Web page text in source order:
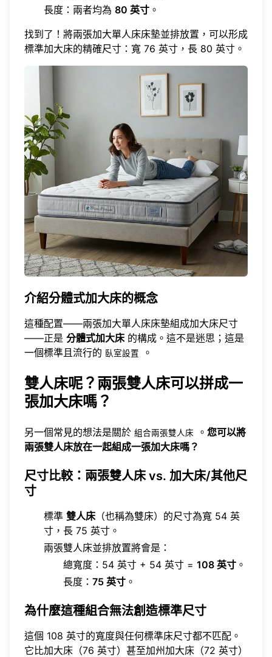
長度：兩者均為 80 英寸 。
找到了！將兩張加大單人床床墊並排放置，可以形成
標準加大床的精確尺寸：寬 76 英寸，長 80 英寸。
介紹分體式加大床的概念
這種配置——兩張加大單人床床墊組成加大床尺寸
——正是 分體式加大床 的構成。這不是迷思；這是
一個標準且流行的 臥室設置 。
雙人床呢？兩張雙人床可以拼成一
張加大床嗎？
另一個常見的想法是關於 組合兩張雙人床 。 您可以將
兩張雙人床放在一起組成一張加大床嗎？
尺寸比較：兩張雙人床 vs. 加大床/其他尺
寸
標準 雙人床 （也稱為雙床）的尺寸為寬 54 英
寸，長 75 英寸。
兩張雙人床並排放置將會是：
總寬度：54 英寸 + 54 英寸 = 108 英寸 。
長度： 75 英寸 。
為什麼這種組合無法創造標準尺寸
這個 108 英寸的寬度與任何標準床尺寸都不匹配。
它比加大床（76 英寸）甚至加州加大床（72 英寸）